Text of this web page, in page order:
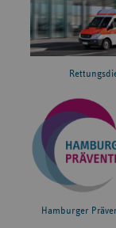
Hamburger